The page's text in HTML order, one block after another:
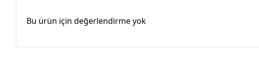
Bu ürün için değerlendirme yok